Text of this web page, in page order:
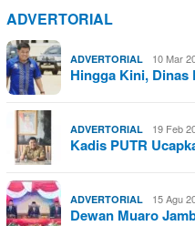
ADVERTORIAL
ADVERTORIAL 10 Mar
Hingga Kini, Dinas
ADVERTORIAL 19 Feb
Kadis PUTR
ADVERTORIAL 15 Agu
Dewan Muaro